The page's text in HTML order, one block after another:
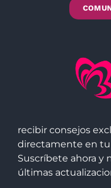
recibir consejos
directamente en tu
Suscríbete ahora y
últimas